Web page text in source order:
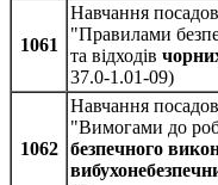
1061
Навчання
"Правилами
та відходів
37.0-1.01-09)
1062
Навчання
"Вимогами до
безпечного